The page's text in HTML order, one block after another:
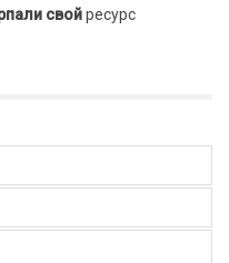
свойресурс